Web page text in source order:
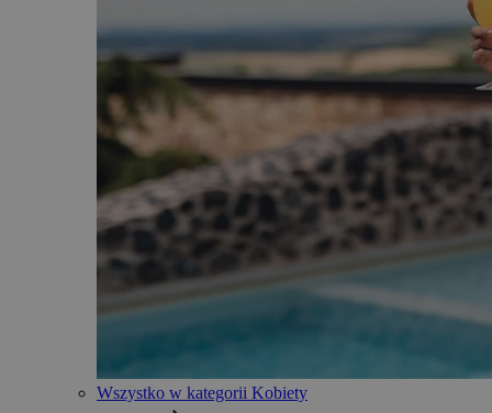
Wszystko w kategorii Kobiety